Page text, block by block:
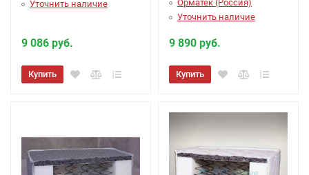
Уточнить наличие
9 086 руб.
Купить
Орматек (Россия)
Уточнить наличие
9 890 руб.
Купить